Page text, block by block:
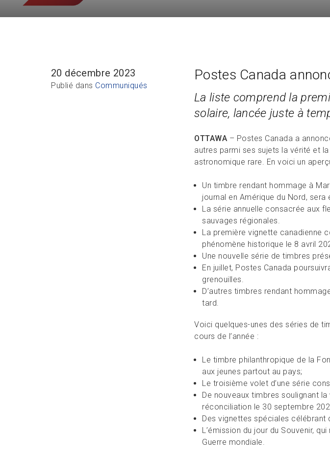
20 décembre 2023
Publié dans Communiqués
Postes Canada
La liste comprend la
solaire, lancée juste à
OTTAWA – Postes Canada a
autres parmi ses sujets la vérité et
astronomique rare. En voici un
Un timbre rendant hommage à
journal en Amérique du Nord,
La série annuelle consacrée aux
sauvages régionales.
La première vignette canadienne
phénomène historique le 8 avril
Une nouvelle série de timbres
En juillet, Postes Canada
grenouilles.
D’autres timbres rendant
tard.
Voici quelques-unes des séries de
cours de l’année :
Le timbre philanthropique de la
aux jeunes partout au pays;
Le troisième volet d’une série
De nouveaux timbres soulignant
réconciliation le 30 septembre
Des vignettes spéciales célébrant
L’émission du jour du Souvenir,
Guerre mondiale.